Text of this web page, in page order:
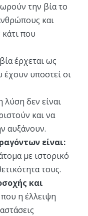
την βία το
και
κάτι που
έρχεται ως
έχουν υποστεί οι
λύση δεν είναι
και να
αυξάνουν.
είναι:
με ιστορικό
τους.
και
η έλλειψη